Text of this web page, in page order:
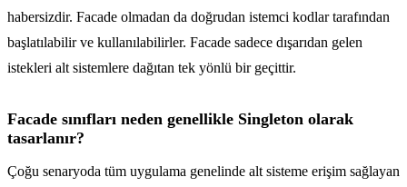
habersizdir. Facade olmadan da doğrudan istemci kodlar tarafından
başlatılabilir ve kullanılabilirler. Facade sadece dışarıdan gelen
istekleri alt sistemlere dağıtan tek yönlü bir geçittir.
Facade sınıfları neden genellikle Singleton olarak
tasarlanır?
Çoğu senaryoda tüm uygulama genelinde alt sisteme erişim sağlayan